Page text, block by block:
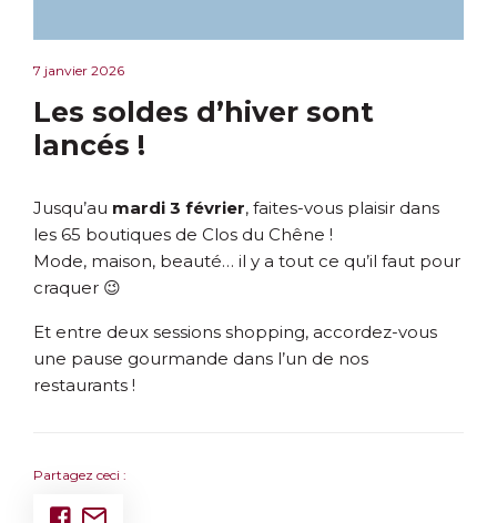
7 janvier 2026
Les soldes d’hiver sont
lancés !
Jusqu’au mardi 3 février, faites-vous plaisir dans
les 65 boutiques de Clos du Chêne !
Mode, maison, beauté… il y a tout ce qu’il faut pour
craquer 😉
Et entre deux sessions shopping, accordez-vous
une pause gourmande dans l’un de nos
restaurants !
Partagez ceci :